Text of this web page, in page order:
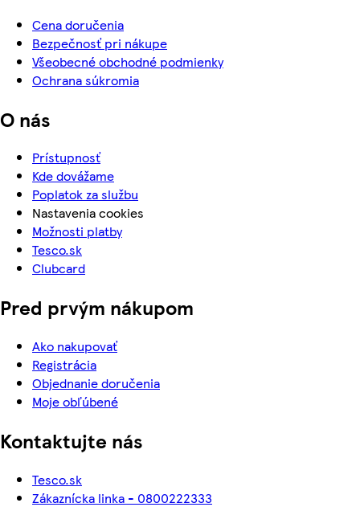
Cena doručenia
Bezpečnosť pri nákupe
Všeobecné obchodné podmienky
Ochrana súkromia
O nás
Prístupnosť
Kde dovážame
Poplatok za službu
Nastavenia cookies
Možnosti platby
Tesco.sk
Clubcard
Pred prvým nákupom
Ako nakupovať
Registrácia
Objednanie doručenia
Moje obľúbené
Kontaktujte nás
Tesco.sk
Zákaznícka linka - 0800222333